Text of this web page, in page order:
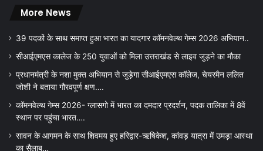
More News
39 पदकों के साथ समाप्त हुआ भारत का यादगार कॉमनवेल्थ गेम्स 2026 अभियान..
सीआईएमएस कालेज के 250 युवाओं को मिला उत्तराखंड से लाइव जुड़ने का मौका
प्रधानमंत्री के नशा मुक्त अभियान से जुड़ेगा सीआईएमएस कॉलेज, चेयरमैन ललित
जोशी ने बताया गौरवपूर्ण क्षण….
कॉमनवेल्थ गेम्स 2026- ग्लासगो में भारत का दमदार प्रदर्शन, पदक तालिका में 8वें
स्थान पर पहुंचा भारत….
सावन के आगमन के साथ शिवमय हुए हरिद्वार-ऋषिकेश, कांवड़ यात्रा में उमड़ा आस्था
का सैलाब…